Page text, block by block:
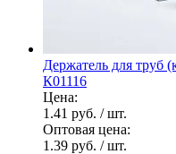
Держатель для труб
К01116
Цена:
1.41 руб. / шт.
Оптовая цена:
1.39 руб. / шт.